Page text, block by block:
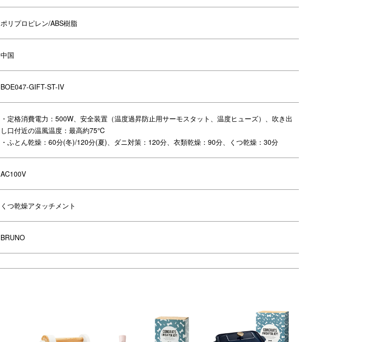
ポリプロピレン/ABS樹脂
中国
BOE047-GIFT-ST-IV
・定格消費電力：500W、安全装置（温度過昇防止用サーモスタット、温度ヒューズ）、吹き出
し口付近の温風温度：最高約75℃
・ふとん乾燥：60分(冬)/120分(夏)、ダニ対策：120分、衣類乾燥：90分、くつ乾燥：30分
AC100V
くつ乾燥アタッチメント
BRUNO